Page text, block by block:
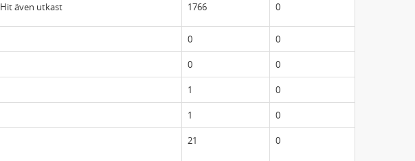
Hit även utkast 1766 0
0 0
0 0
1 0
1 0
21 0